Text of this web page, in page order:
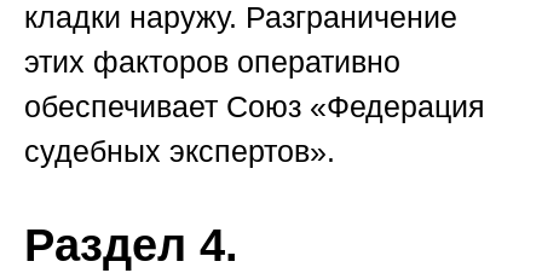
кладки наружу. Разграничение
этих факторов оперативно
обеспечивает Союз «Федерация
судебных экспертов».
Раздел 4.